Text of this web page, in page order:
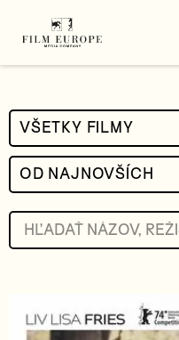
VŠETKY FILMY
OD NAJNOVŠÍCH